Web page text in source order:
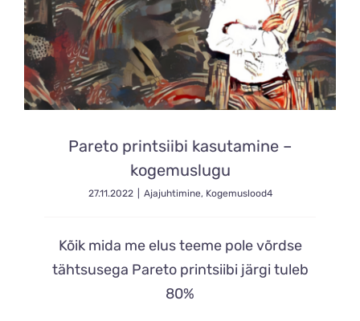
Pareto printsiibi kasutamine –
kogemuslugu
27.11.2022 Ajajuhtimine, Kogemuslood4
Kõik mida me elus teeme pole võrdse
tähtsusega Pareto printsiibi järgi tuleb
80%